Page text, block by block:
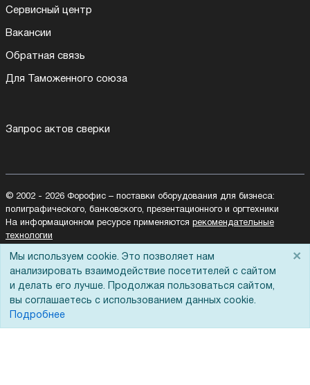
Сервисный центр
Вакансии
Обратная связь
Для Таможенного союза
Запрос актов сверки
© 2002 - 2026 Форофис – поставки оборудования для бизнеса:
полиграфического, банковского, презентационного и оргтехники
На информационном ресурсе применяются рекомендательные
технологии
соответствуетполитике обработки данных
Политика обработки персональных данных
Согласие на обработку персональных данных
Мы используем cookie. Это позволяет нам
анализировать взаимодействие посетителей с сайтом
и делать его лучше. Продолжая пользоваться сайтом,
вы соглашаетесь с использованием данных cookie.
Подробнее
×